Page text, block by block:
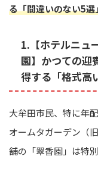
る「間違いのない5選
1.【ホテルニュ
園】かつての迎
得する「格式高
大牟田市民、特に年
オームタガーデン（
舗の「翠香園」は特